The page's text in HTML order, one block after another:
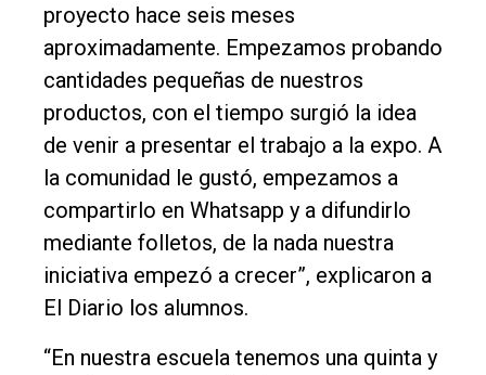
proyecto hace seis meses
aproximadamente. Empezamos probando
cantidades pequeñas de nuestros
productos, con el tiempo surgió la idea
de venir a presentar el trabajo a la expo. A
la comunidad le gustó, empezamos a
compartirlo en Whatsapp y a difundirlo
mediante folletos, de la nada nuestra
iniciativa empezó a crecer”, explicaron a
El Diario los alumnos.
“En nuestra escuela tenemos una quinta y